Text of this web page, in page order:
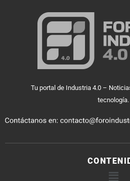
Tu portal de Industria 4.0 –
tecnología.